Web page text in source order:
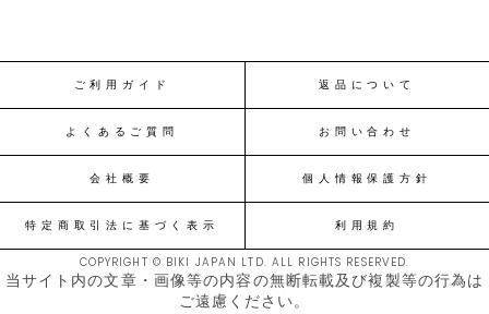
ご利用ガイド 返品について
よくあるご質問 お問い合わせ
会社概要 個人情報保護方針
特定商取引法に基づく表示 利用規約
COPYRIGHT © BIKI JAPAN LTD. ALL RIGHTS RESERVED.
当サイト内の文章・画像等の内容の無断転載及び複製等の行為は
ご遠慮ください。